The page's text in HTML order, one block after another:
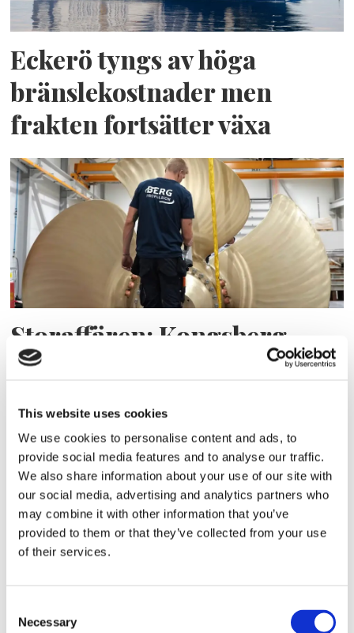
This website uses cookies
We use cookies to personalise content and ads, to
provide social media features and to analyse our traffic.
We also share information about your use of our site with
our social media, advertising and analytics partners who
may combine it with other information that you’ve
provided to them or that they’ve collected from your use
of their services.
Selection
Necessary
Eckerö tyngs av höga
bränslekostnader men
frakten fortsätter växa
Storaffären: Kongsberg
Maritime köper Berg
Propulsion
Sirius tar leverans av